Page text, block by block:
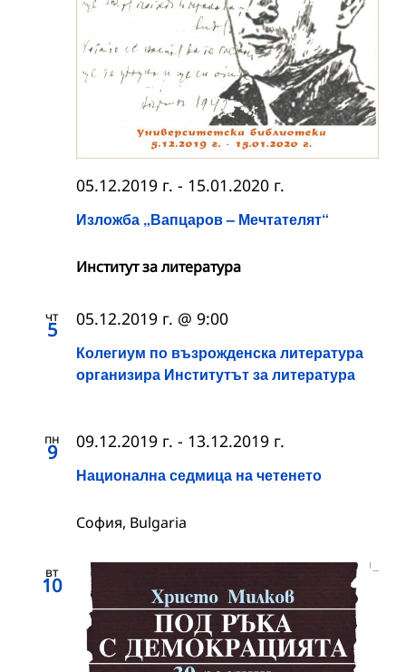
Изложба „Вапцаров – Мечтателят“
05.12.2019 г. - 15.01.2020 г.
Институт за литература
чт
5
Колегиум по възрожденска литература
организира Институтът за литература
05.12.2019 г. @ 9:00
пн
9
Национална седмица на четенето
09.12.2019 г. - 13.12.2019 г.
София, Bulgaria
вт
10